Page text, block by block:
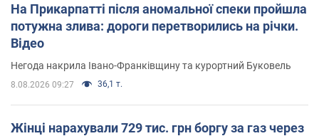
На Прикарпатті після аномальної спеки пройшла
потужна злива: дороги перетворились на річки.
Відео
Негода накрила Івано-Франківщину та курортний Буковель
8.08.2026 09:27 36,1 т.
Жінці нарахували 729 тис. грн боргу за газ через